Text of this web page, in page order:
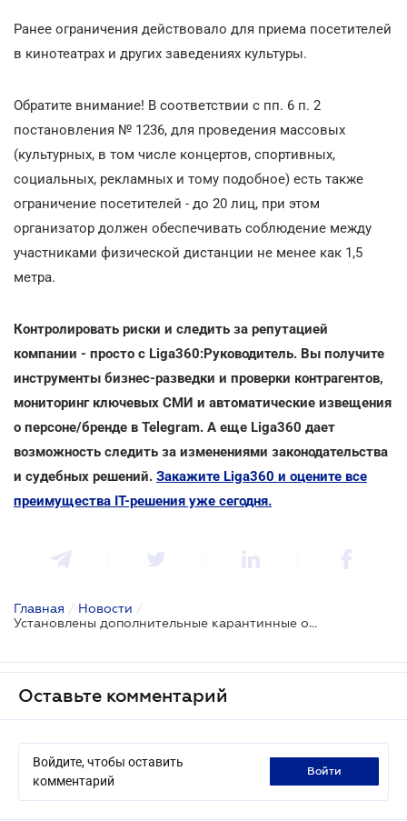
Ранее ограничения действовало для приема посетителей
в кинотеатрах и других заведениях культуры.
Обратите внимание! В соответствии с пп. 6 п. 2
постановления № 1236, для проведения массовых
(культурных, в том числе концертов, спортивных,
социальных, рекламных и тому подобное) есть также
ограничение посетителей - до 20 лиц, при этом
организатор должен обеспечивать соблюдение между
участниками физической дистанции не менее как 1,5
метра.
Контролировать риски и следить за репутацией
компании - просто с Liga360:Руководитель. Вы получите
инструменты бизнес-разведки и проверки контрагентов,
мониторинг ключевых СМИ и автоматические извещения
о персоне/бренде в Telegram. А еще Liga360 дает
возможность следить за изменениями законодательства
и судебных решений. Закажите Liga360 и оцените все
преимущества ІТ-решения уже сегодня.
Главная / Новости /
Установлены дополнительные карантинные ограничения для публичных мероприятий
Оставьте комментарий
Войдите, чтобы оставить
комментарий
войти